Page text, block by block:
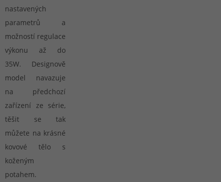
nastavených
parametrů a
možností regulace
výkonu až do
35W. Designově
model navazuje
na předchozí
zařízení ze série,
těšit se tak
můžete na krásné
kovové tělo s
koženým
potahem.